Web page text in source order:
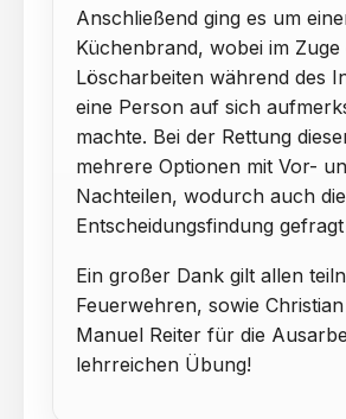
Anschließend ging es um
Küchenbrand, wobei im Zuge
Löscharbeiten während des
eine Person auf sich
machte. Bei der Rettung
mehrere Optionen mit Vor-
Nachteilen, wodurch auch die
Entscheidungsfindung
Ein großer Dank gilt allen
Feuerwehren, sowie
Manuel Reiter für die
lehrreichen Übung!